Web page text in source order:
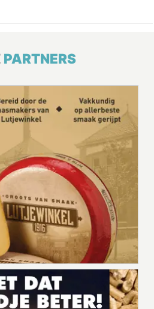
PARTNERS